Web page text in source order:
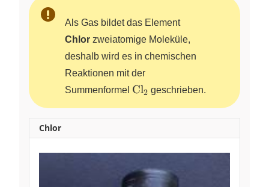
Als Gas bildet das Element
Chlor zweiatomige Moleküle,
deshalb wird es in chemischen
Reaktionen mit der
Summenformel \ce{Cl2}
ClX
2 geschrieben.
Chlor